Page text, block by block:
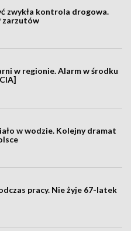
zwykła kontrola drogowa.
zarzutów
w regionie. Alarm w środku
w wodzie. Kolejny dramat
pracy. Nie żyje 67-latek